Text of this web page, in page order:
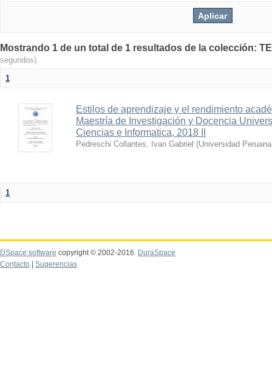
Mostrando 1 de un total de 1 resultados de la colección:
segundos)
1
Estilos de aprendizaje y el rendimiento
Maestría de Investigación y Docencia
Ciencias e Informatica, 2018 II
Pedreschi Collantes, Ivan Gabriel (Universidad
1
DSpace software copyright © 2002-2016
DuraSpace
Contacto
Sugerencias